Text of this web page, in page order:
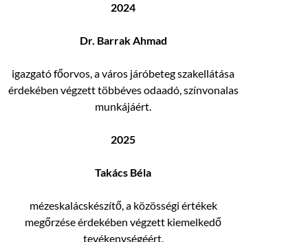
2024
Dr. Barrak Ahmad
igazgató főorvos, a város járóbeteg szakellátása
érdekében végzett többéves odaadó, színvonalas
munkájáért.
2025
Takács Béla
mézeskalácskészítő, a közösségi értékek
megőrzése érdekében végzett kiemelkedő
tevékenységéért.